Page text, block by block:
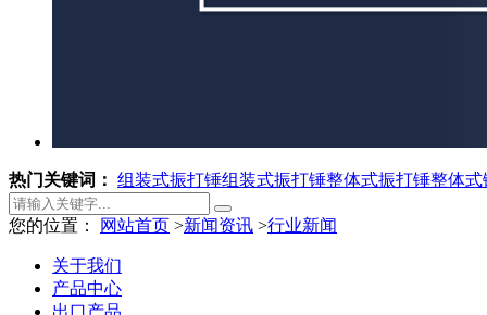
热门关键词： 组装式振打锤组装式振打锤整体式振打锤整体式
您的位置： 网站首页 >新闻资讯 >行业新闻
关于我们
产品中心
出口产品